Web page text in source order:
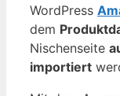
WordPress
dem
Nischenseite
importiert